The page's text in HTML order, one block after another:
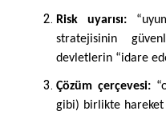
Risk uyarısı:
stratejisinin
devletlerin “idare
Çözüm çerçevesi:
gibi) birlikte hareket